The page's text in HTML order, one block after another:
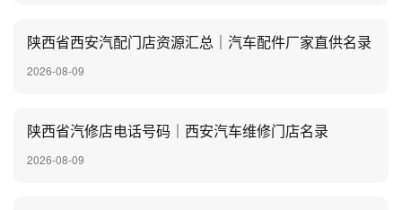
陕西省西安汽配门店资源汇总｜汽车配件厂家直供名录
2026-08-09
陕西省汽修店电话号码｜西安汽车维修门店名录
2026-08-09